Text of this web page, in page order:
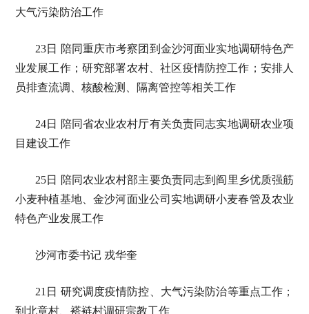
大气污染防治工作
23日 陪同重庆市考察团到金沙河面业实地调研特色产
业发展工作；研究部署农村、社区疫情防控工作；安排人
员排查流调、核酸检测、隔离管控等相关工作
24日 陪同省农业农村厅有关负责同志实地调研农业项
目建设工作
25日 陪同农业农村部主要负责同志到阎里乡优质强筋
小麦种植基地、金沙河面业公司实地调研小麦春管及农业
特色产业发展工作
沙河市委书记 戎华奎
21日 研究调度疫情防控、大气污染防治等重点工作；
到北章村、褡裢村调研宗教工作